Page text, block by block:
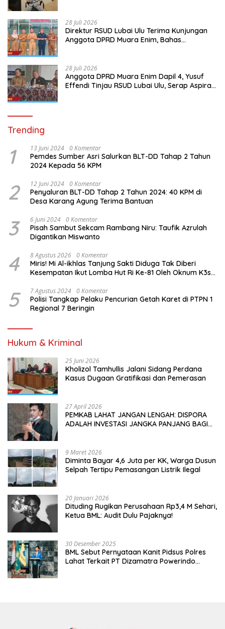
28 Juli 2026
Direktur RSUD Lubai Ulu Terima Kunjungan
Anggota DPRD Muara Enim, Bahas
28 Juli 2026
Anggota DPRD Muara Enim Dapil 4, Yusuf
Effendi Tinjau RSUD Lubai Ulu, Serap Aspirasi
Trending
1 13 Juni 2024 0 Komentar
Pemdes Sumber Asri Salurkan BLT-DD Tahap 2 Tahun
2024 Kepada 56 KPM
2 12 Juni 2024 0 Komentar
Penyaluran BLT-DD Tahap 2 Tahun 2024: 40 KPM di
Desa Karang Agung Terima Bantuan
3 6 Juni 2024 0 Komentar
Pisah Sambut Sekcam Rambang Niru: Taufik Azrulah
Digantikan Miswanto
4 8 Agustus 2026 0 Komentar
Miris! Mi Al-ikhlas Tanjung Sakti Diduga Tak Diberi
Kesempatan Ikut Lomba Hut Ri Ke-81 Oleh Oknum K3s
5 7 Agustus 2024 0 Komentar
Polisi Tangkap Pelaku Pencurian Getah Karet di PTPN 1
Regional 7 Beringin
Hukum & Kriminal
25 Juni 2026
Kholizol Tamhullis Jalani Sidang Perdana
Kasus Dugaan Gratifikasi dan Pemerasan
27 April 2026
PEMKAB LAHAT JANGAN LENGAH: DISPORA
ADALAH INVESTASI JANGKA PANJANG BAGI
9 Maret 2026
Diminta Bayar 4,6 Juta per KK, Warga Dusun
Selpah Tertipu Pemasangan Listrik Ilegal
20 Januari 2026
Dituding Rugikan Perusahaan Rp3,4 M Sehari,
Ketua BML: Audit Dulu Pajaknya!
30 Desember 2025
BML Sebut Pernyataan Kanit Pidsus Polres
Lahat Terkait PT Dizamatra Powerindo